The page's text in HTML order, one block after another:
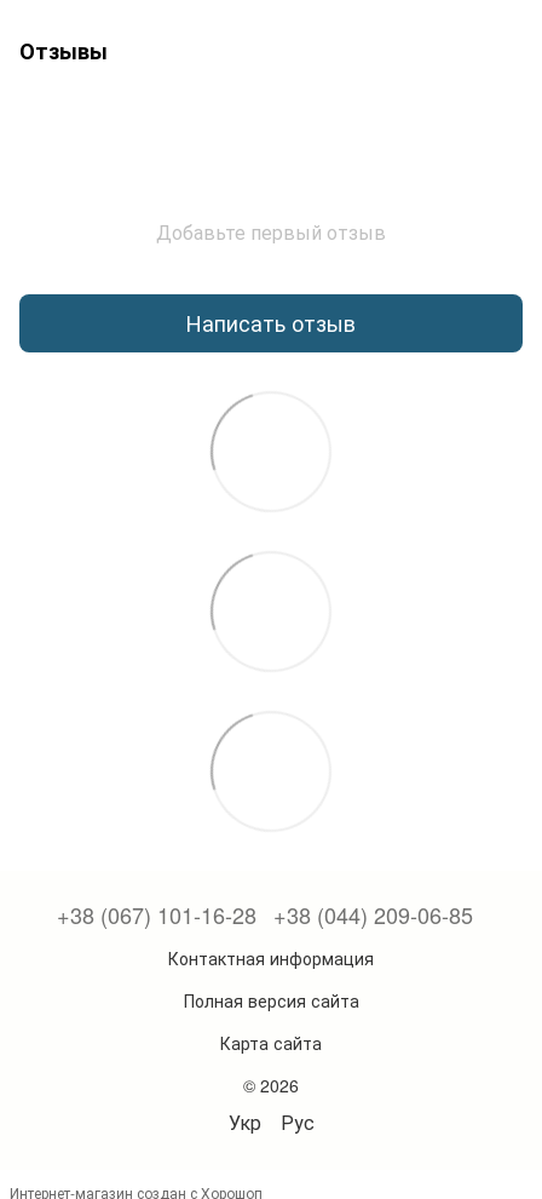
Отзывы
Добавьте первый отзыв
Написать отзыв
+38 (067) 101-16-28 +38 (044) 209-06-85
Контактная информация
Полная версия сайта
Карта сайта
© 2026
Укр Рус
Интернет-магазин создан с Хорошоп